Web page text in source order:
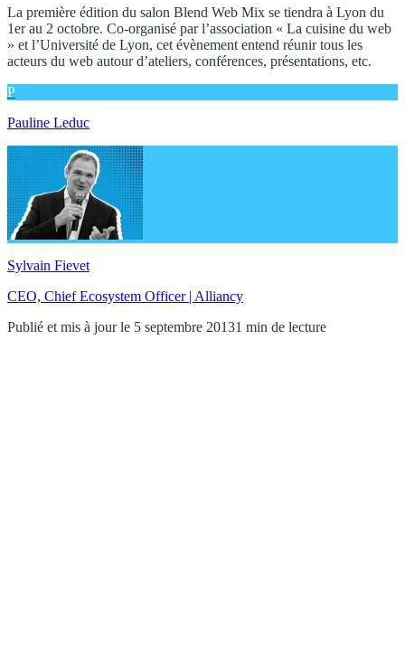
La première édition du salon Blend Web Mix se tiendra à Lyon du
1er au 2 octobre. Co-organisé par l’association « La cuisine du web
» et l’Université de Lyon, cet évènement entend réunir tous les
acteurs du web autour d’ateliers, conférences, présentations, etc.
P
Pauline Leduc
Sylvain Fievet
CEO, Chief Ecosystem Officer | Alliancy
Publié et mis à jour le 5 septembre 20131 min de lecture